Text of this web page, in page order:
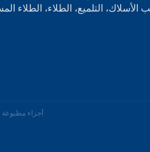
التلميع، الطلاء، الطلاء
أجزاء مطبوعة